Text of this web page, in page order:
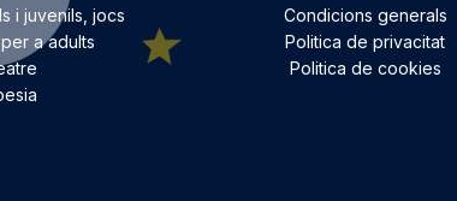
i juvenils, jocs
a adults
Condicions generals
Politica de privacitat
Politica de cookies